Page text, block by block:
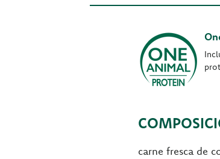
carne fresca de